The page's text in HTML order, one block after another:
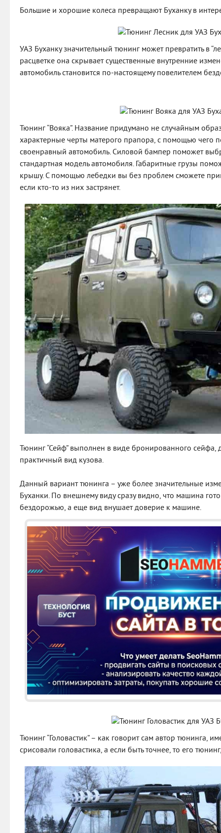
Большие и хорошие колеса превращают Буханку в
УАЗ Буханку значительный тюнинг может превратить в
расцветке она скрывает существенные внутренние
автомобиль становится по-настоящему повелителем
Тюнинг “Вояка”. Название придумано не случайным
характерные черты матерого прапора, с помощью чего
своенравный автомобиль. Силовой бампер поможет
стандартная модель автомобиля. Габаритные грузы
крышу. С помощью лебедки вы без проблем сможете
если кто-то из них застрянет.
Тюнинг “Сейф” выполнен в виде бронированного сейфа,
практичный вид кузова.
Данный вариант тюнинга – уже более значительные
Буханки. По внешнему виду сразу видно, что машина
бездорожью, а еще вид внушает доверие к машине.
Тюнинг “Головастик” – как говорит сам автор тюнинга,
срисовали головастика, а если быть точнее, то его